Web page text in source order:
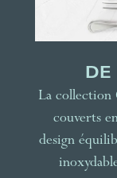
DE
La collection
couverts
design